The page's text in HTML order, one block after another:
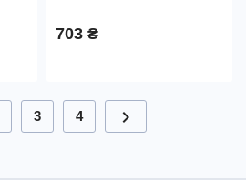
703 ₴
3 4 chevron_right